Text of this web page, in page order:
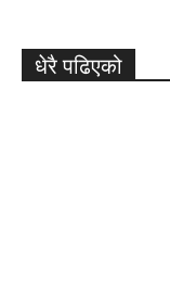
धेरै पढिएको